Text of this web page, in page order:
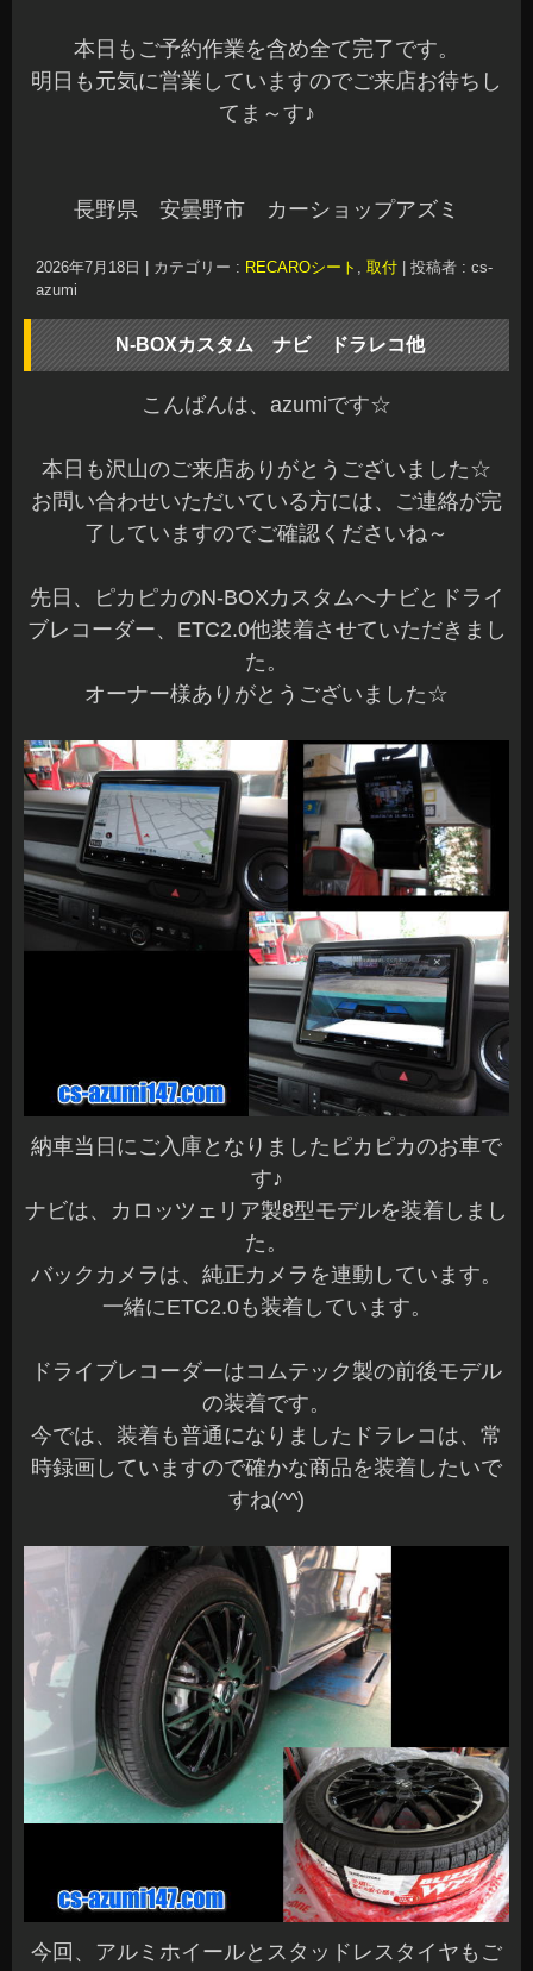
本日もご予約作業を含め全て完了です。
明日も元気に営業していますのでご来店お待ちし
てま～す♪
長野県 安曇野市 カーショップアズミ
2026年7月18日 カテゴリー : RECAROシート , 取付
投稿者 : cs-
azumi
N-BOXカスタム ナビ ドラレコ他
こんばんは、azumiです☆
本日も沢山のご来店ありがとうございました☆
お問い合わせいただいている方には、ご連絡が完
了していますのでご確認くださいね～
先日、ピカピカのN-BOXカスタムへナビとドライ
ブレコーダー、ETC2.0他装着させていただきまし
た。
オーナー様ありがとうございました☆
納車当日にご入庫となりましたピカピカのお車で
す♪
ナビは、カロッツェリア製8型モデルを装着しまし
た。
バックカメラは、純正カメラを連動しています。
一緒にETC2.0も装着しています。
ドライブレコーダーはコムテック製の前後モデル
の装着です。
今では、装着も普通になりましたドラレコは、常
時録画していますので確かな商品を装着したいで
すね(^^)
今回、アルミホイールとスタッドレスタイヤもご